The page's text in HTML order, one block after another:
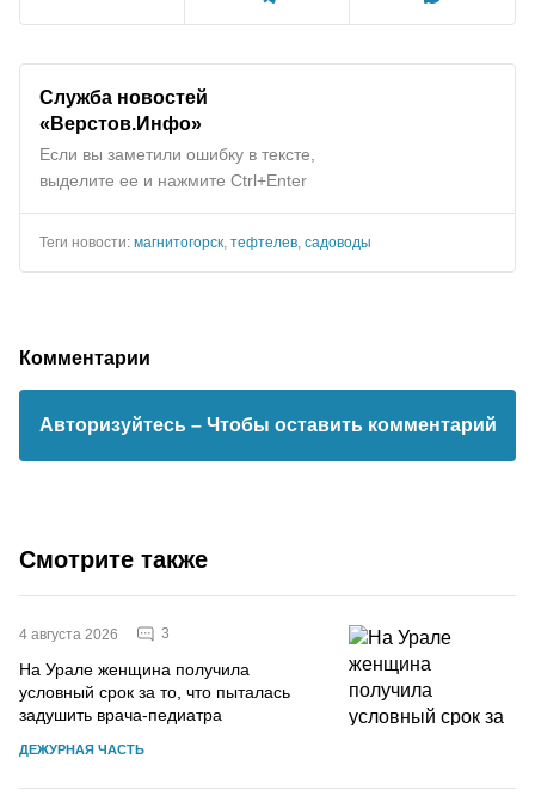
Служба новостей
«Верстов.Инфо»
Если вы заметили ошибку в тексте,
выделите ее и нажмите Ctrl+Enter
Теги новости: магнитогорск тефтелев садоводы
Комментарии
Авторизуйтесь – Чтобы оставить комментарий
Смотрите также
4 августа 2026 3
На Урале женщина получила
условный срок за то, что пыталась
задушить врача-педиатра
ДЕЖУРНАЯ ЧАСТЬ